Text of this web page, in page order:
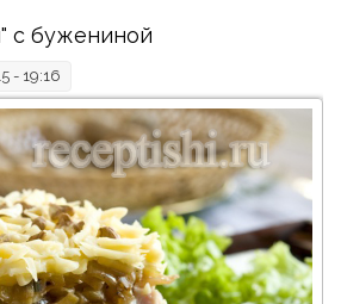
с бужениной
- 19:16